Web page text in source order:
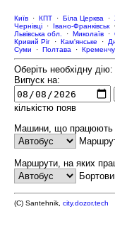
Київ · КПТ · Біла Церква ·
Чернівці · Івано-Франківськ
Львівська обл.
· Миколаїв ·
Кривий Ріг · Кам'янське ·
Суми · Полтава ·
Оберіть необхідну дію:
Випуск на:
кількістю появ
Машини, що працюють
Маршрути, на яких
(C) Santehnik, city.dozor.tech